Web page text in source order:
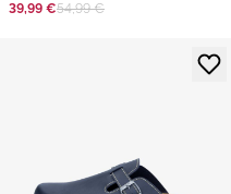
39,99 €54,99 €